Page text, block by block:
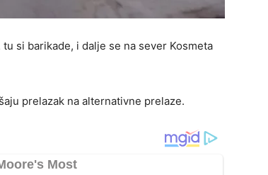
si barikade, i dalje se na sever Kosmeta
prelazak na alternativne prelaze.